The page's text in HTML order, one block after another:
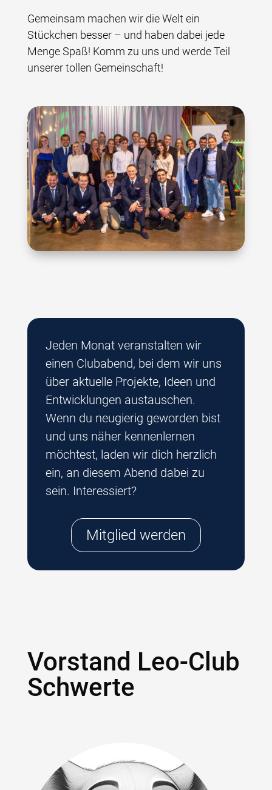
Gemeinsam machen wir die Welt ein
Stückchen besser – und haben dabei jede
Menge Spaß! Komm zu uns und werde Teil
unserer tollen Gemeinschaft!
Jeden Monat veranstalten wir
einen Clubabend, bei dem wir uns
über aktuelle Projekte, Ideen und
Entwicklungen austauschen.
Wenn du neugierig geworden bist
und uns näher kennenlernen
möchtest, laden wir dich herzlich
ein, an diesem Abend dabei zu
sein. Interessiert?
Mitglied werden
Vorstand Leo-Club
Schwerte